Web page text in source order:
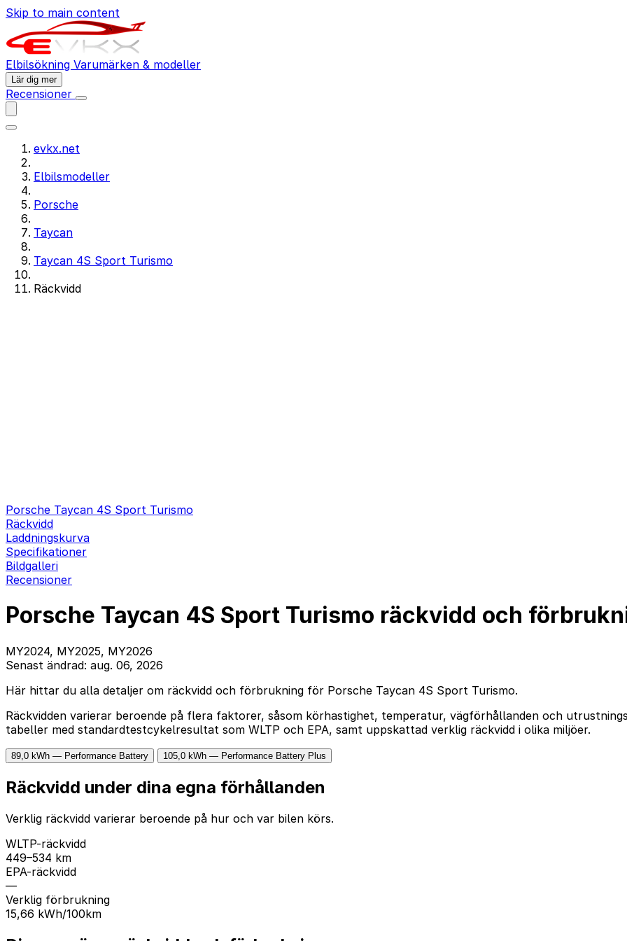
Skip to main content
Elbilsökning Varumärken & modeller
Lär dig mer
Recensioner
evkx.net
Elbilsmodeller
Porsche
Taycan
Taycan 4S Sport Turismo
Räckvidd
Porsche Taycan 4S Sport Turismo
Räckvidd
Laddningskurva
Specifikationer
Bildgalleri
Recensioner
Porsche Taycan 4S Sport Turismo räckvidd och
MY2024, MY2025, MY2026
Senast ändrad: aug. 06, 2026
Här hittar du alla detaljer om räckvidd och förbrukning för Porsche Taycan 4S Sport Turismo.
Räckvidden varierar beroende på flera faktorer, såsom körhastighet, temperatur, vägförhållanden och
tabeller med standardtestcykelresultat som WLTP och EPA, samt uppskattad verklig räckvidd i olika miljöer.
89,0 kWh — Performance Battery 105,0 kWh — Performance Battery Plus
Räckvidd under dina egna förhållanden
Verklig räckvidd varierar beroende på hur och var bilen körs.
WLTP-räckvidd
449–534 km
EPA-räckvidd
—
Verklig förbrukning
15,66 kWh/100km